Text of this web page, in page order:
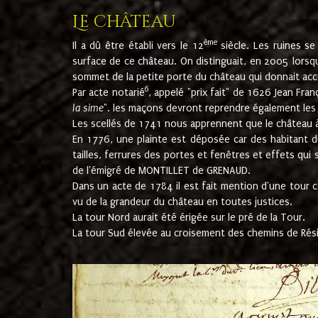
Le château
Il a dû être établi vers le 12èmesiècle. Les ruines se
surface de ce château. On distinguait, en 2005
sommet de la petite porte du château qui donnait
Par acte notarié6, appelé "prix fait" de 1626 Jean
la sime". les maçons devront reprendre également
Les scellés de 1741 nous apprennent que le
En 1776, une plainte est déposée car des habitant
tailles, ferrures des portes et fenêtres et effets qui
de l'émigré de MONTILLET de GRENAUD.
Dans un acte de 1784 il est fait mention d'une tour
vu de la grandeur du château en toutes justices.
La tour Nord aurait été érigée sur le pré de la Tour.
La tour Sud élevée au croisement des chemins de